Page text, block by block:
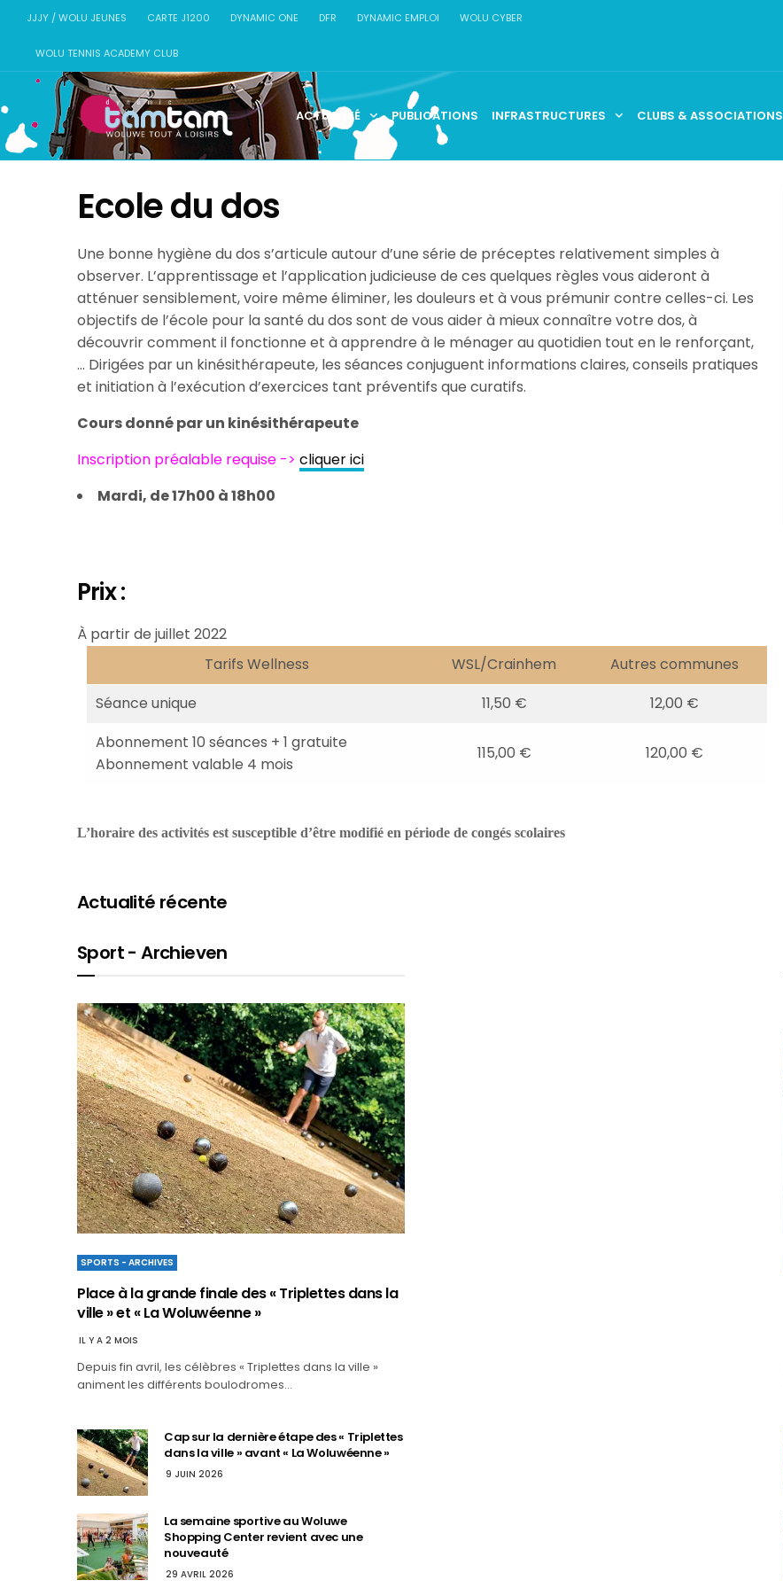
JJJY / WOLU JEUNES CARTE J1200 DYNAMIC ONE DFR DYNAMIC EMPLOI WOLU CYBER
WOLU TENNIS ACADEMY CLUB
ACTUALITÉ PUBLICATIONS INFRASTRUCTURES CLUBS & ASSOCIATIONS
Ecole du dos
Une bonne hygiène du dos s’articule autour d’une série de préceptes relativement simples à
observer. L’apprentissage et l’application judicieuse de ces quelques règles vous aideront à
atténuer sensiblement, voire même éliminer, les douleurs et à vous prémunir contre celles-ci. Les
objectifs de l’école pour la santé du dos sont de vous aider à mieux connaître votre dos, à
découvrir comment il fonctionne et à apprendre à le ménager au quotidien tout en le renforçant,
… Dirigées par un kinésithérapeute, les séances conjuguent informations claires, conseils pratiques
et initiation à l’exécution d’exercices tant préventifs que curatifs.
Cours donné par un kinésithérapeute
Inscription préalable requise ->cliquer ici
Mardi, de 17h00 à 18h00
Prix :
À partir de juillet 2022
Tarifs Wellness
WSL/Crainhem
Autres communes
Séance unique
11,50 €
12,00 €
Abonnement 10 séances + 1 gratuite
Abonnement valable 4 mois
115,00 € 120,00 €
L’horaire des activités est susceptible d’être modifié en période de congés scolaires
Actualité récente
Sport - Archieven
SPORTS - ARCHIVES
Place à la grande finale des « Triplettes dans la
ville » et « La Woluwéenne »
IL Y A 2 MOIS
Depuis fin avril, les célèbres « Triplettes dans la ville »
animent les différents boulodromes…
Cap sur la dernière étape des « Triplettes
dans la ville » avant « La Woluwéenne »
9 JUIN 2026
La semaine sportive au Woluwe
Shopping Center revient avec une
nouveauté
29 AVRIL 2026